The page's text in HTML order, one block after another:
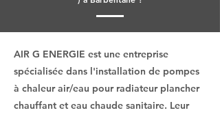
AIR G ENERGIE est une entreprise
spécialisée dans l'installation de pompes
à chaleur air/eau pour radiateur plancher
chauffant et eau chaude sanitaire. Leur